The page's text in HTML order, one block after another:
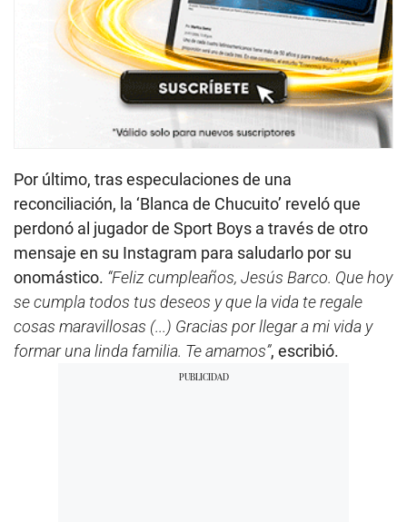
Por último, tras especulaciones de una
reconciliación, la ‘Blanca de Chucuito’ reveló que
perdonó al jugador de Sport Boys a través de otro
mensaje en su Instagram para saludarlo por su
onomástico. “Feliz cumpleaños, Jesús Barco. Que hoy
se cumpla todos tus deseos y que la vida te regale
cosas maravillosas (...) Gracias por llegar a mi vida y
formar una linda familia. Te amamos”, escribió.